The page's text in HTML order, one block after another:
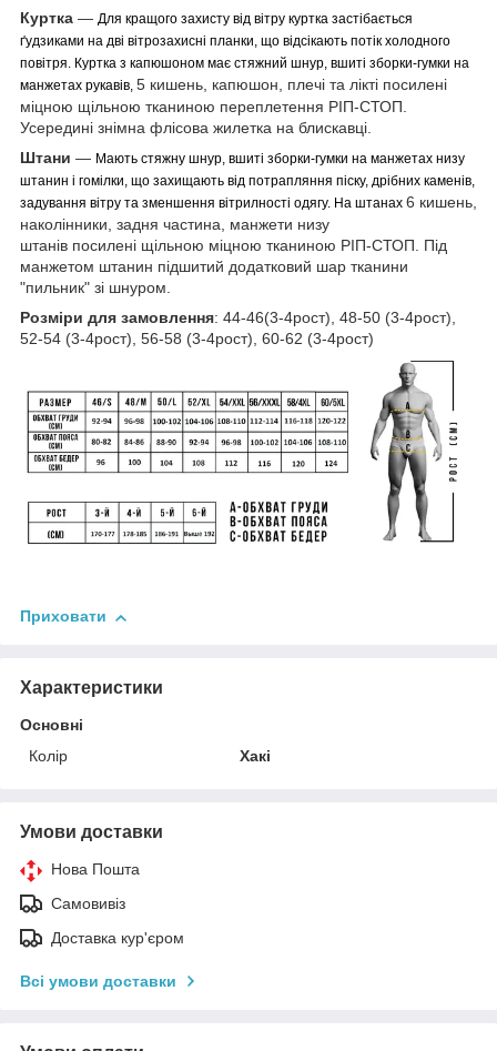
Куртка ― Для кращого захисту від вітру куртка застібається
ґудзиками на дві вітрозахисні планки, що відсікають потік холодного
повітря. Куртка з капюшоном має стяжний шнур, вшиті зборки-гумки на
манжетах рукавів, 5 кишень, капюшон, плечі та лікті посилені
міцною щільною тканиною переплетення РІП-СТОП.
Усередині знімна флісова жилетка на блискавці.
Штани ― Мають стяжну шнур, вшиті зборки-гумки на манжетах низу
штанин і гомілки, що захищають від потрапляння піску, дрібних каменів,
задування вітру та зменшення вітрилності одягу. На штанах 6 кишень,
наколінники, задня частина, манжети низу
штанів посилені щільною міцною тканиною РІП-СТОП. Під
манжетом штанин підшитий додатковий шар тканини
"пильник" зі шнуром.
Розміри для замовлення: 44-46(3-4рост), 48-50 (3-4рост),
52-54 (3-4рост), 56-58 (3-4рост), 60-62 (3-4рост)
Приховати
Характеристики
Основні
Колір
Хакі
Умови доставки
Нова Пошта
Самовивіз
Доставка кур'єром
Всі умови доставки